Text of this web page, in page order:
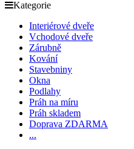
Kategorie
Interiérové dveře
Vchodové dveře
Zárubně
Kování
Stavebniny
Okna
Podlahy
Práh na míru
Práh skladem
Doprava ZDARMA
...